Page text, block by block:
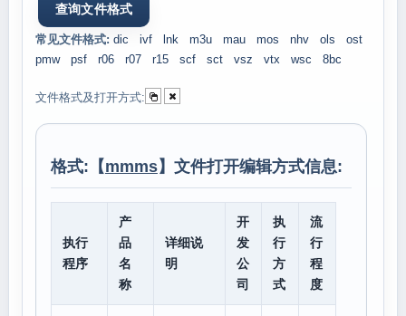
常见文件格式: dic ivf lnk m3u mau mos nhv ols
ost
pmw
psf r06 r07 r15 scf sct vsz vtx wsc 8bc
文件格式及打开方式:
格式:【mmms】文件打开编辑方式信息:
执行
程序
产
品
名
称
详细说
明
开
发
公
司
执
行
方
式
流
行
程
度